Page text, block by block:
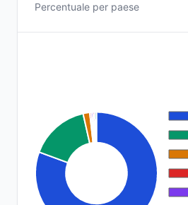
Percentuale per paese